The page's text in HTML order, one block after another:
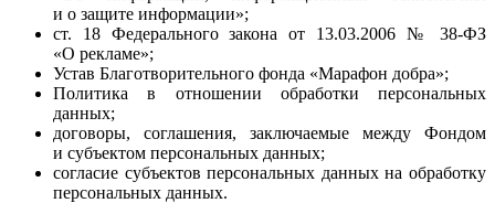
и о защите информации»;
ст. 18 Федерального закона от 13.03.2006 № 38-ФЗ
«О рекламе»;
Устав Благотворительного фонда «Марафон добра»;
Политика в отношении обработки персональных
данных;
договоры, соглашения, заключаемые между Фондом
и субъектом персональных данных;
согласие субъектов персональных данных на обработку
персональных данных.